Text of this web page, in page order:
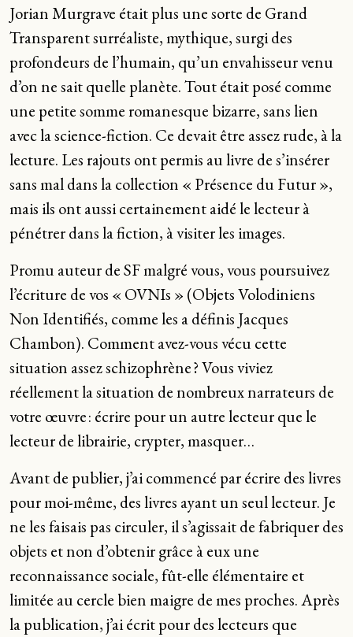
Jorian Murgrave était plus une sorte de Grand
Transparent surréaliste, mythique, surgi des
profondeurs de l’humain, qu’un envahisseur venu
d’on ne sait quelle planète. Tout était posé comme
une petite somme romanesque bizarre, sans lien
avec la science-fiction. Ce devait être assez rude, à la
lecture. Les rajouts ont permis au livre de s’insérer
sans mal dans la collection « Présence du Futur »,
mais ils ont aussi certainement aidé le lecteur à
pénétrer dans la fiction, à visiter les images.
Promu auteur de SF malgré vous, vous poursuivez
l’écriture de vos « OVNIs » (Objets Volodiniens
Non Identifiés, comme les a définis Jacques
Chambon). Comment avez-vous vécu cette
situation assez schizophrène ? Vous viviez
réellement la situation de nombreux narrateurs de
votre œuvre : écrire pour un autre lecteur que le
lecteur de librairie, crypter, masquer…
Avant de publier, j’ai commencé par écrire des livres
pour moi-même, des livres ayant un seul lecteur. Je
ne les faisais pas circuler, il s’agissait de fabriquer des
objets et non d’obtenir grâce à eux une
reconnaissance sociale, fût-elle élémentaire et
limitée au cercle bien maigre de mes proches. Après
la publication, j’ai écrit pour des lecteurs que